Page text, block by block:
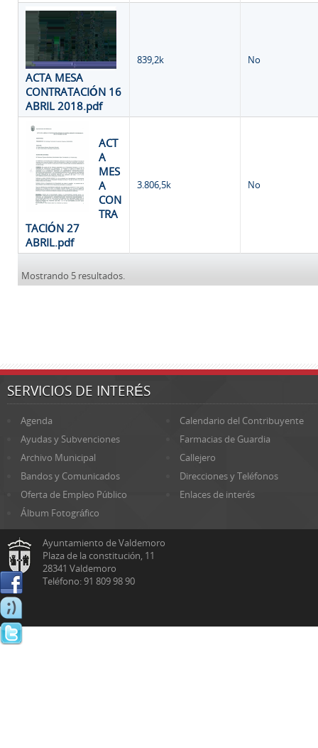
ACTA MESA
CONTRATACIÓN 16
ABRIL 2018.pdf
839,2k No
ACT
A
MES
A
CON
TRA
TACIÓN 27
ABRIL.pdf
3.806,5k No
Mostrando 5 resultados.
SERVICIOS DE INTERÉS
Agenda
Calendario del Contribuyente
Ayudas y Subvenciones
Farmacias de Guardia
Archivo Municipal
Callejero
Bandos y Comunicados
Direcciones y Teléfonos
Oferta de Empleo Público
Enlaces de interés
Álbum Fotográfico
Ayuntamiento de Valdemoro
Plaza de la constitución, 11
28341 Valdemoro
Teléfono: 91 809 98 90